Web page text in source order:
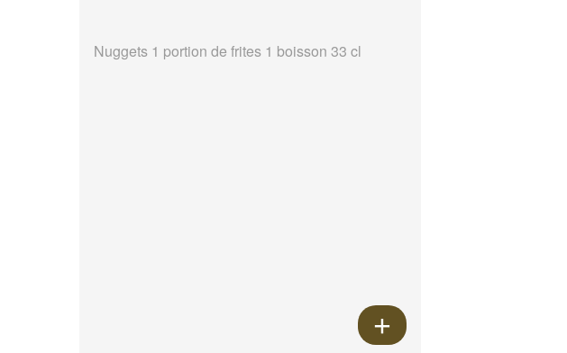
Nuggets 1 portion de frites 1 boisson 33 cl